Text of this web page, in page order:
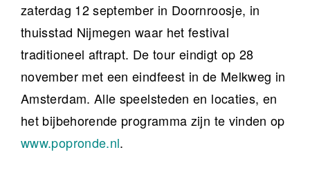
zaterdag 12 september in Doornroosje, in
thuisstad Nijmegen waar het festival
traditioneel aftrapt. De tour eindigt op 28
november met een eindfeest in de Melkweg in
Amsterdam. Alle speelsteden en locaties, en
het bijbehorende programma zijn te vinden op
www.popronde.nl.